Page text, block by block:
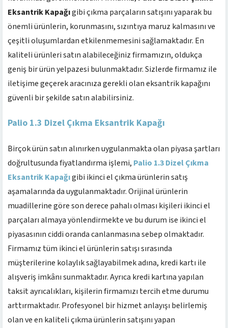
Eksantrik Kapağıgibi çıkma parçaların satışını yaparak bu
önemli ürünlerin, korunmasını, sızıntıya maruz kalmasını ve
çeşitli oluşumlardan etkilenmemesini sağlamaktadır. En
kaliteli ürünleri satın alabileceğiniz firmamızın, oldukça
geniş bir ürün yelpazesi bulunmaktadır. Sizlerde firmamız ile
iletişime geçerek aracınıza gerekli olan eksantrik kapağını
güvenli bir şekilde satın alabilirsiniz.
Palio 1.3 Dizel Çıkma Eksantrik Kapağı
Birçok ürün satın alınırken uygulanmakta olan piyasa şartları
doğrultusunda fiyatlandırma işlemi, Palio 1.3 Dizel Çıkma
Eksantrik Kapağıgibi ikinci el çıkma ürünlerin satış
aşamalarında da uygulanmaktadır. Orijinal ürünlerin
muadillerine göre son derece pahalı olması kişileri ikinci el
parçaları almaya yönlendirmekte ve bu durum ise ikinci el
piyasasının ciddi oranda canlanmasına sebep olmaktadır.
Firmamız tüm ikinci el ürünlerin satışı sırasında
müşterilerine kolaylık sağlayabilmek adına, kredi kartı ile
alışveriş imkânı sunmaktadır. Ayrıca kredi kartına yapılan
taksit ayrıcalıkları, kişilerin firmamızı tercih etme durumu
arttırmaktadır. Profesyonel bir hizmet anlayışı belirlemiş
olan ve en kaliteli çıkma ürünlerin satışını yapan